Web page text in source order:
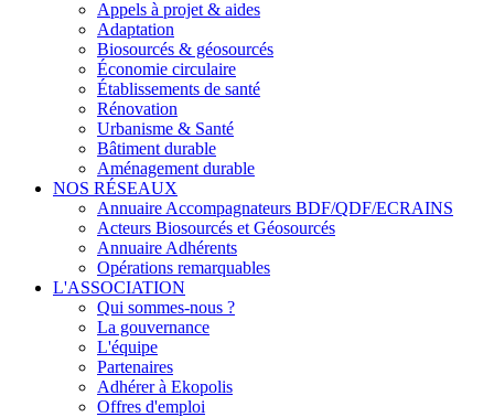
Appels à projet & aides
Adaptation
Biosourcés & géosourcés
Économie circulaire
Établissements de santé
Rénovation
Urbanisme & Santé
Bâtiment durable
Aménagement durable
NOS RÉSEAUX
Annuaire Accompagnateurs BDF/QDF/ECRAINS
Acteurs Biosourcés et Géosourcés
Annuaire Adhérents
Opérations remarquables
L'ASSOCIATION
Qui sommes-nous ?
La gouvernance
L'équipe
Partenaires
Adhérer à Ekopolis
Offres d'emploi